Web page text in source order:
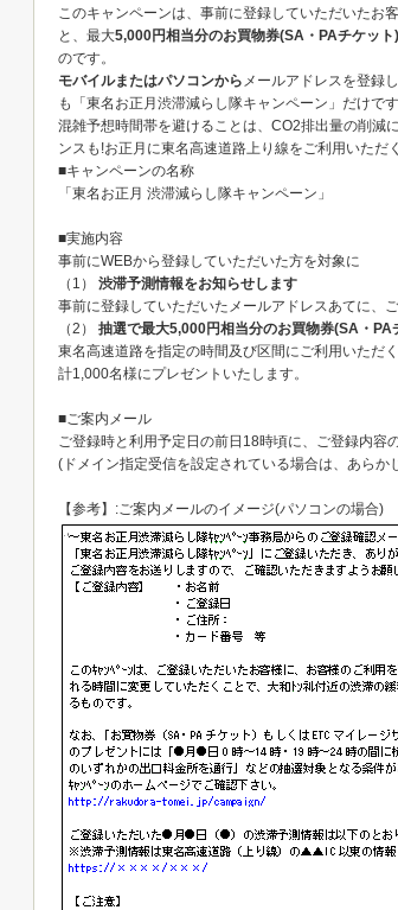
このキャンペーンは、事前に登録していただいたお
と、最大5,000円相当分のお買物券(SA・PAチケッ
のです。
モバイルまたはパソコンから メールアドレスを登録
も「東名お正月渋滞減らし隊キャンペーン」だけです
混雑予想時間帯を避けることは、CO2排出量の削減
ンスも!お正月に東名高速道路上り線をご利用いた
■キャンペーンの名称
「東名お正月 渋滞減らし隊キャンペーン」
■実施内容
事前にWEBから登録していただいた方を対象に
（1）
渋滞予測情報をお知らせします
事前に登録していただいたメールアドレスあてに、
（2）
抽選で最大5,000円相当分のお買物券(SA・
東名高速道路を指定の時間及び区間にご利用いただ
計1,000名様にプレゼントいたします。
■ご案内メール
ご登録時と利用予定日の前日18時頃に、ご登録内容
(ドメイン指定受信を設定されている場合は、あらか
【参考】:ご案内メールのイメージ(パソコンの場合)